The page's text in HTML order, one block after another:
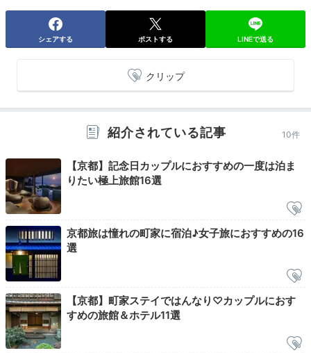
祇園「花見小路」は徒歩約11分
石畳の街並みに明かりが灯る、夜の京都をお散歩。宿か
寺」では、季節によっては夜間特別拝観を楽しむことも
ririripk
圓徳院と高台寺の夜間特別拝観へ。高台寺のプロジェク
ションマッピングはストーリーもありとても良く、池や
Night
21:00
広々浸かれる檜風呂で
シェアする ポストする LINEで送る
クリップ
紹介されている記事 10件
【京都】記念日カップルにおすすめの一度は泊ま
りたい極上旅館16選
京都旅は憧れの町家に宿泊♪女子旅におすすめの16
選
【京都】町家ステイではんなり♡カップルにおす
すめの旅館＆ホテル11選